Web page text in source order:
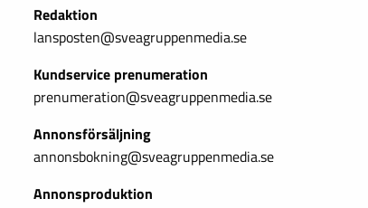
Redaktion
lansposten@sveagruppenmedia.se
Kundservice prenumeration
prenumeration@sveagruppenmedia.se
Annonsförsäljning
annonsbokning@sveagruppenmedia.se
Annonsproduktion